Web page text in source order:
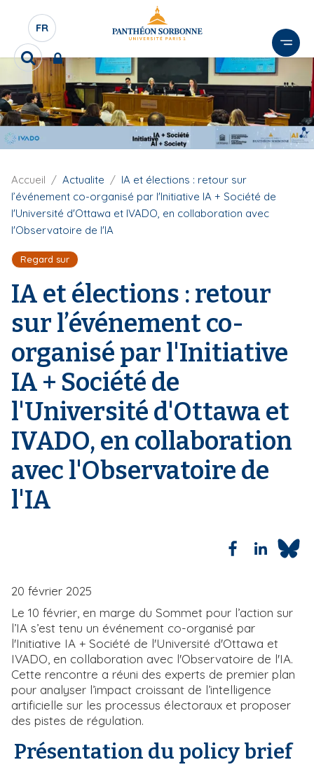
e
a
u
c
o
S
É
E
C
T
U
D
E
L
A
N
G
U
E
FR
R
e
c
h
e
r
c
e
r
F
i
d
'
r
a
Accueil Actualite
IA et élections : retour sur
l’événement co-organisé par l'Initiative IA + Société de
l'Université d'Ottawa et IVADO, en collaboration avec
l'Observatoire de l'IA
Regard sur
IA et élections : retour
sur l’événement co-
organisé par l'Initiative
IA + Société de
l'Université d'Ottawa et
IVADO, en collaboration
avec l'Observatoire de
l'IA
20 février 2025
Le 10 février, en marge du Sommet pour l’action sur
l’IA s’est tenu un événement co-organisé par
l'Initiative IA + Société de l'Université d'Ottawa et
IVADO, en collaboration avec l'Observatoire de l'IA.
Cette rencontre a réuni des experts de premier plan
pour analyser l’impact croissant de l’intelligence
artificielle sur les processus électoraux et proposer
des pistes de régulation.
Présentation du policy brief